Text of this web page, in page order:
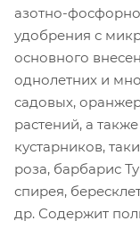
азотно-
удобрения с
основного
однолетних и
садовых,
растений, а
кустарников,
роза, барбарис
спирея,
др. Содержит